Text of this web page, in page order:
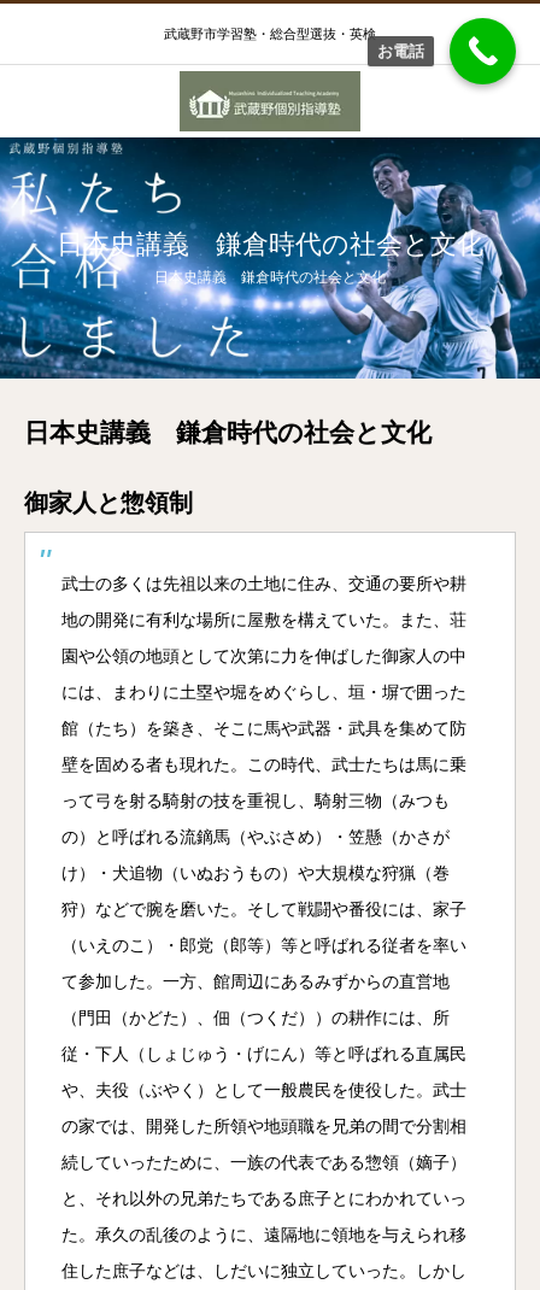
武蔵野市学習塾・総合型選抜・英検
日本史講義 鎌倉時代の社会と文化
日本史講義 鎌倉時代の社会と文化
日本史講義 鎌倉時代の社会と文化
御家人と惣領制
武士の多くは先祖以来の土地に住み、交通の要所や耕
地の開発に有利な場所に屋敷を構えていた。また、荘
園や公領の地頭として次第に力を伸ばした御家人の中
には、まわりに土塁や堀をめぐらし、垣・塀で囲った
館（たち）を築き、そこに馬や武器・武具を集めて防
壁を固める者も現れた。この時代、武士たちは馬に乗
って弓を射る騎射の技を重視し、騎射三物（みつも
の）と呼ばれる流鏑馬（やぶさめ）・笠懸（かさが
け）・犬追物（いぬおうもの）や大規模な狩猟（巻
狩）などで腕を磨いた。そして戦闘や番役には、家子
（いえのこ）・郎党（郎等）等と呼ばれる従者を率い
て参加した。一方、館周辺にあるみずからの直営地
（門田（かどた）、佃（つくだ））の耕作には、所
従・下人（しょじゅう・げにん）等と呼ばれる直属民
や、夫役（ぶやく）として一般農民を使役した。武士
の家では、開発した所領や地頭職を兄弟の間で分割相
続していったために、一族の代表である惣領（嫡子）
と、それ以外の兄弟たちである庶子とにわかれていっ
た。承久の乱後のように、遠隔地に領地を与えられ移
住した庶子などは、しだいに独立していった。しかし
お電話